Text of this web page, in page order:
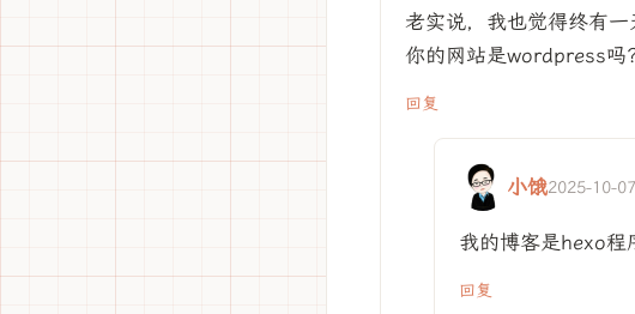
老实说，我也觉得终有一
你的网站是wordpress吗
回复
小饿2025-10-
我的博客是hexo
回复